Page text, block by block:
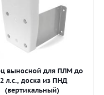
выносной для ПЛМ до
л.с., доска из ПНД
(вертикальный)